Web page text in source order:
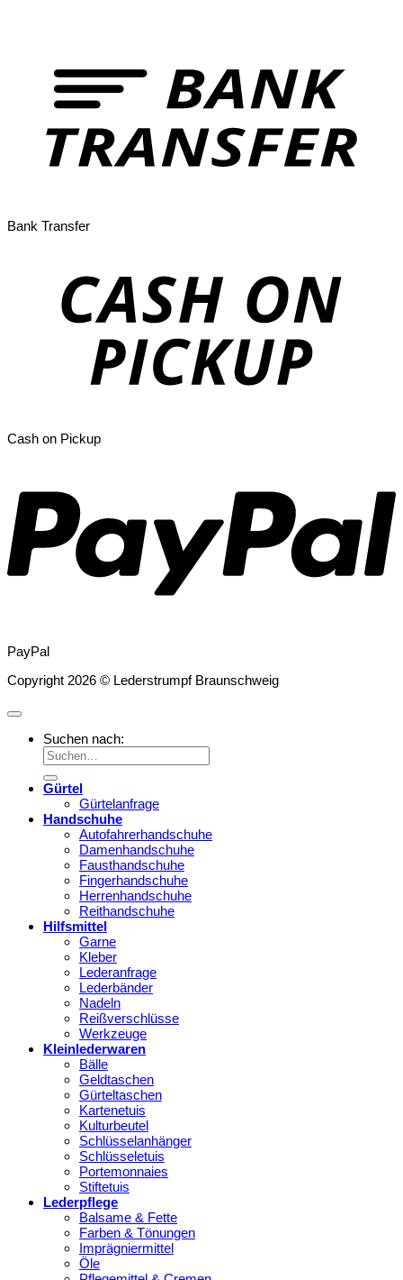
Bank Transfer
Cash on Pickup
PayPal
Copyright 2026 © Lederstrumpf Braunschweig
Suchen nach:
Gürtel
Gürtelanfrage
Handschuhe
Autofahrerhandschuhe
Damenhandschuhe
Fausthandschuhe
Fingerhandschuhe
Herrenhandschuhe
Reithandschuhe
Hilfsmittel
Garne
Kleber
Lederanfrage
Lederbänder
Nadeln
Reißverschlüsse
Werkzeuge
Kleinlederwaren
Bälle
Geldtaschen
Gürteltaschen
Kartenetuis
Kulturbeutel
Schlüsselanhänger
Schlüsseletuis
Portemonnaies
Stiftetuis
Lederpflege
Balsame & Fette
Farben & Tönungen
Imprägniermittel
Öle